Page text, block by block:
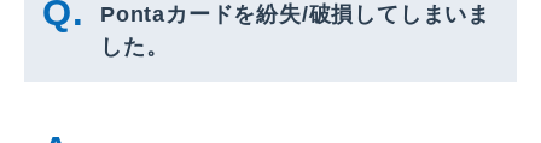
Pontaカードを紛失/破損してしまいま
した。